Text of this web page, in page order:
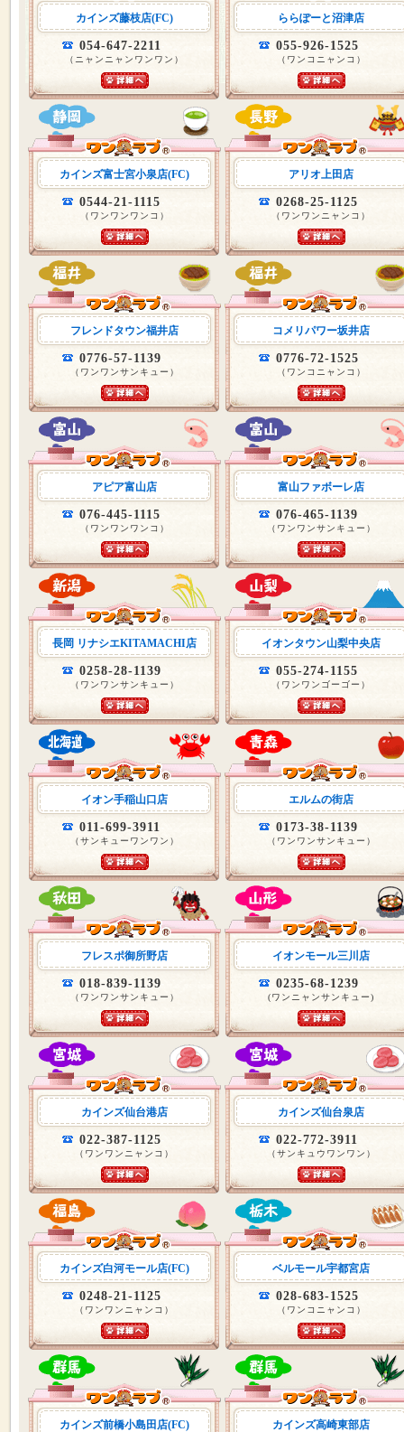
カインズ藤枝店(FC)
054-647-2211
（ニャンニャンワンワン）
ららぽーと沼津店
055-926-1525
（ワンコニャンコ）
カインズ富士宮小泉店(FC)
0544-21-1115
（ワンワンワンコ）
アリオ上田店
0268-25-1125
（ワンワンニャンコ）
フレンドタウン福井店
0776-57-1139
（ワンワンサンキュー）
コメリパワー坂井店
0776-72-1525
（ワンコニャンコ）
アピア富山店
076-445-1115
（ワンワンワンコ）
富山ファボーレ店
076-465-1139
（ワンワンサンキュー）
長岡 リナシエKITAMACHI店
0258-28-1139
（ワンワンサンキュー）
イオンタウン山梨中央店
055-274-1155
（ワンワンゴーゴー）
イオン手稲山口店
011-699-3911
（サンキューワンワン）
エルムの街店
0173-38-1139
（ワンワンサンキュー）
フレスポ御所野店
018-839-1139
（ワンワンサンキュー）
イオンモール三川店
0235-68-1239
(ワンニャンサンキュー)
カインズ仙台港店
022-387-1125
（ワンワンニャンコ）
カインズ仙台泉店
022-772-3911
（サンキュウワンワン）
カインズ白河モール店(FC)
0248-21-1125
（ワンワンニャンコ）
ベルモール宇都宮店
028-683-1525
（ワンコニャンコ）
カインズ前橋小島田店(FC) カインズ高崎東部店